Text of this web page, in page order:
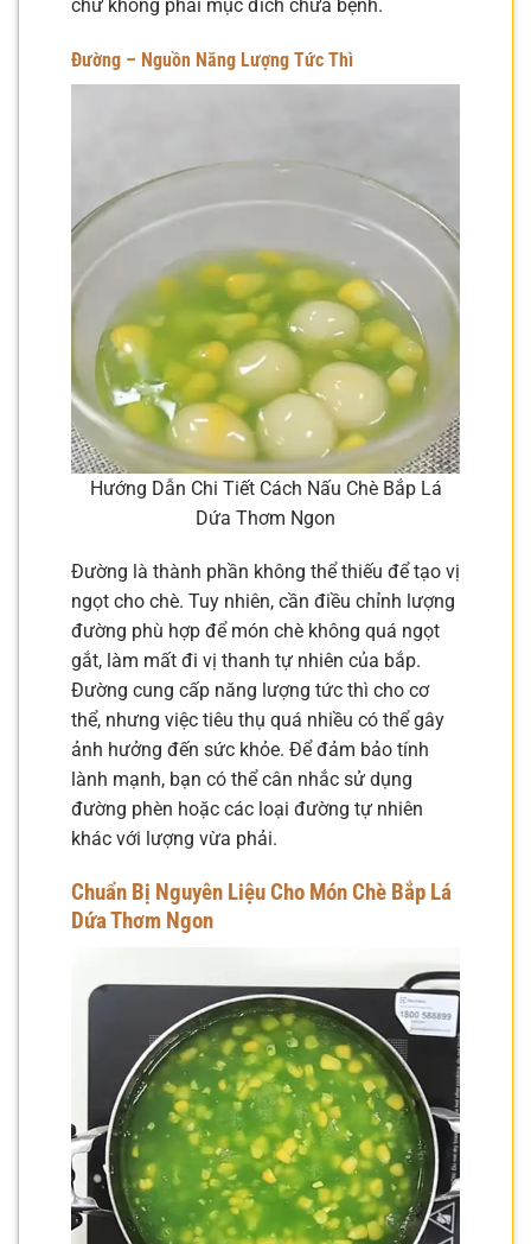
chứ không phải mục đích chữa bệnh.
Đường – Nguồn Năng Lượng Tức Thì
Hướng Dẫn Chi Tiết Cách Nấu Chè Bắp Lá
Dứa Thơm Ngon
Đường là thành phần không thể thiếu để tạo vị
ngọt cho chè. Tuy nhiên, cần điều chỉnh lượng
đường phù hợp để món chè không quá ngọt
gắt, làm mất đi vị thanh tự nhiên của bắp.
Đường cung cấp năng lượng tức thì cho cơ
thể, nhưng việc tiêu thụ quá nhiều có thể gây
ảnh hưởng đến sức khỏe. Để đảm bảo tính
lành mạnh, bạn có thể cân nhắc sử dụng
đường phèn hoặc các loại đường tự nhiên
khác với lượng vừa phải.
Chuẩn Bị Nguyên Liệu Cho Món Chè Bắp Lá
Dứa Thơm Ngon